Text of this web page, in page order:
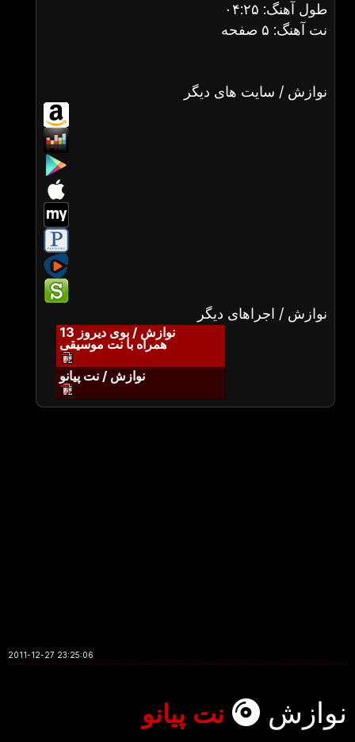
طول آهنگ: ۰۴:۲۵
نت آهنگ: ۵ صفحه
نوازش / سایت های دیگر
نوازش / اجراهای دیگر
نوازش / بوی دیروز 13
همراه با نت موسیقی
نوازش / نت پیانو
2011-12-27 23:25:06
نوازش نت پیانو